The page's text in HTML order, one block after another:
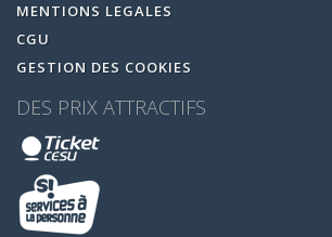
MENTIONS LEGALES
CGU
GESTION DES COOKIES
DES PRIX ATTRACTIFS